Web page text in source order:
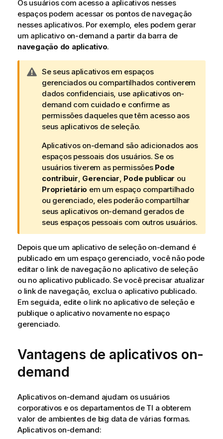
Os usuários com acesso a aplicativos nesses
espaços podem acessar os pontos de navegação
nesses aplicativos. Por exemplo, eles podem gerar
um aplicativo on-demand a partir da barra de
navegação do aplicativo.
N
o
t
a
d
e
d
v
e
r
t
ê
n
c
i
a
Se seus aplicativos em espaços
gerenciados ou compartilhados contiverem
dados confidenciais, use aplicativos on-
demand com cuidado e confirme as
permissões daqueles que têm acesso aos
seus aplicativos de seleção.
Aplicativos on-demand são adicionados aos
espaços pessoais dos usuários. Se os
usuários tiverem as permissões Pode
contribuir, Gerenciar, Pode publicar ou
Proprietário em um espaço compartilhado
ou gerenciado, eles poderão compartilhar
seus aplicativos on-demand gerados de
seus espaços pessoais com outros usuários.
Depois que um aplicativo de seleção on-demand é
publicado em um espaço gerenciado, você não pode
editar o link de navegação no aplicativo de seleção
ou no aplicativo publicado. Se você precisar atualizar
o link de navegação, exclua o aplicativo publicado.
Em seguida, edite o link no aplicativo de seleção e
publique o aplicativo novamente no espaço
gerenciado.
Vantagens de aplicativos on-
demand
Aplicativos on-demand ajudam os usuários
corporativos e os departamentos de TI a obterem
valor de ambientes de big data de várias formas.
Aplicativos on-demand: